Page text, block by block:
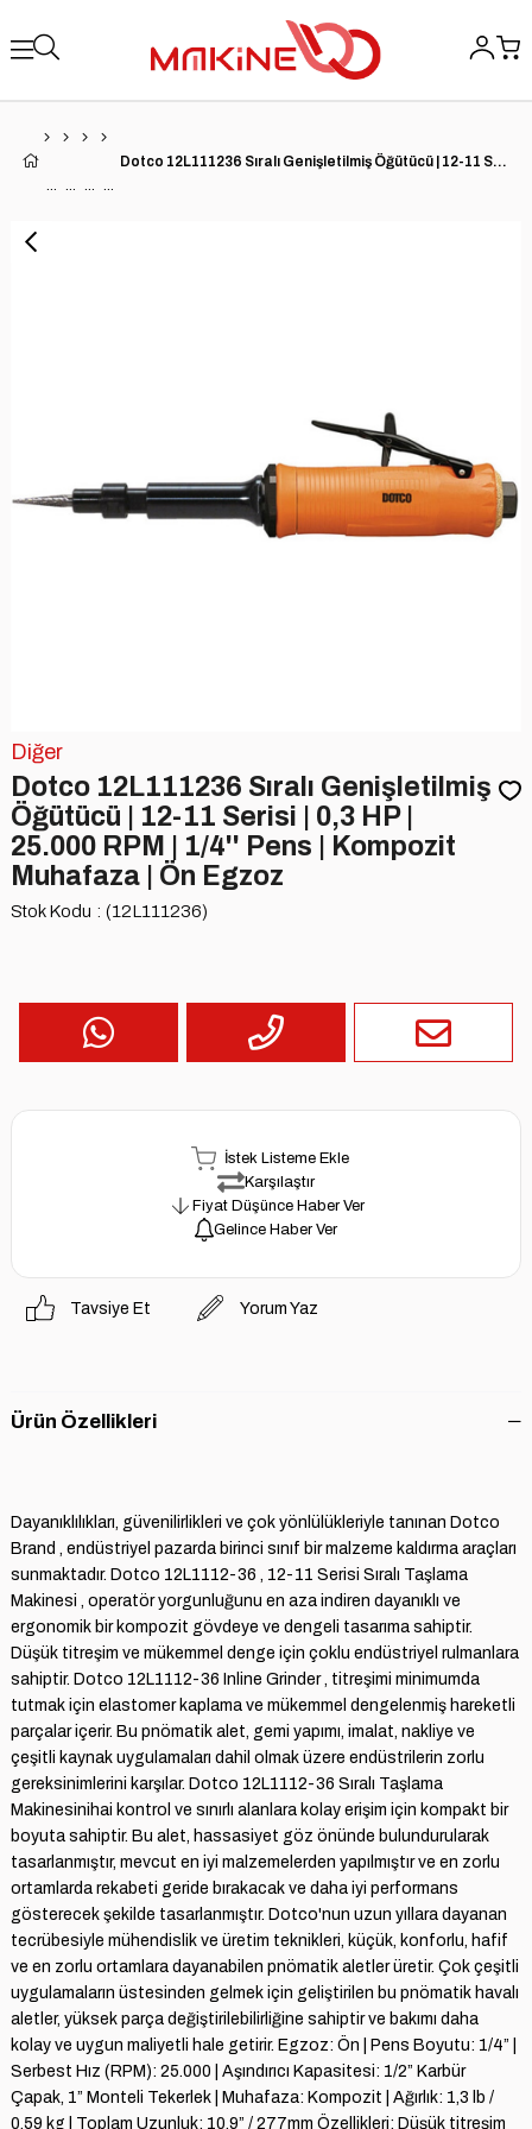
Dotco 12L111236 Sıralı Genişletilmiş Öğütücü | 12-11 Serisi | 0,3 HP | 25.000 RPM | 1/4'' Pens | Kompozit Muhafaza | Ön Egzoz
Diğer
Dotco 12L111236 Sıralı Genişletilmiş
Öğütücü | 12-11 Serisi | 0,3 HP |
25.000 RPM | 1/4'' Pens | Kompozit
Muhafaza | Ön Egzoz
Stok Kodu (12L111236)
İstek Listeme Ekle
Karşılaştır
Fiyat Düşünce Haber Ver
Gelince Haber Ver
Tavsiye Et Yorum Yaz
Ürün Özellikleri
Dayanıklılıkları, güvenilirlikleri ve çok yönlülükleriyle tanınan Dotco
Brand , endüstriyel pazarda birinci sınıf bir malzeme kaldırma araçları
sunmaktadır. Dotco 12L1112-36 , 12-11 Serisi Sıralı Taşlama
Makinesi , operatör yorgunluğunu en aza indiren dayanıklı ve
ergonomik bir kompozit gövdeye ve dengeli tasarıma sahiptir.
Düşük titreşim ve mükemmel denge için çoklu endüstriyel rulmanlara
sahiptir. Dotco 12L1112-36 Inline Grinder , titreşimi minimumda
tutmak için elastomer kaplama ve mükemmel dengelenmiş hareketli
parçalar içerir. Bu pnömatik alet, gemi yapımı, imalat, nakliye ve
çeşitli kaynak uygulamaları dahil olmak üzere endüstrilerin zorlu
gereksinimlerini karşılar. Dotco 12L1112-36 Sıralı Taşlama
Makinesinihai kontrol ve sınırlı alanlara kolay erişim için kompakt bir
boyuta sahiptir. Bu alet, hassasiyet göz önünde bulundurularak
tasarlanmıştır, mevcut en iyi malzemelerden yapılmıştır ve en zorlu
ortamlarda rekabeti geride bırakacak ve daha iyi performans
gösterecek şekilde tasarlanmıştır. Dotco'nun uzun yıllara dayanan
tecrübesiyle mühendislik ve üretim teknikleri, küçük, konforlu, hafif
ve en zorlu ortamlara dayanabilen pnömatik aletler üretir. Çok çeşitli
uygulamaların üstesinden gelmek için geliştirilen bu pnömatik havalı
aletler, yüksek parça değiştirilebilirliğine sahiptir ve bakımı daha
kolay ve uygun maliyetli hale getirir. Egzoz: Ön | Pens Boyutu: 1/4” |
Serbest Hız (RPM): 25.000 | Aşındırıcı Kapasitesi: 1/2” Karbür
Çapak, 1” Monteli Tekerlek | Muhafaza: Kompozit | Ağırlık: 1,3 lb /
0,59 kg | Toplam Uzunluk: 10.9” / 277mm Özellikleri: Düşük titreşim